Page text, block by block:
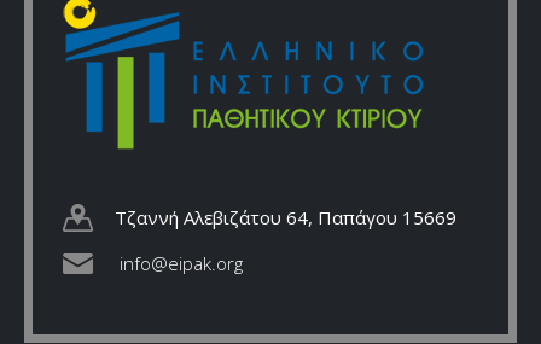
Τζαννή Αλεβιζάτου 64, Παπάγου 15669
info@eipak.org